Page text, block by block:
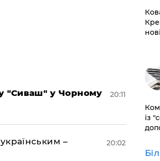
"Сиваш" у Чорному
20:11
–
20:02
із